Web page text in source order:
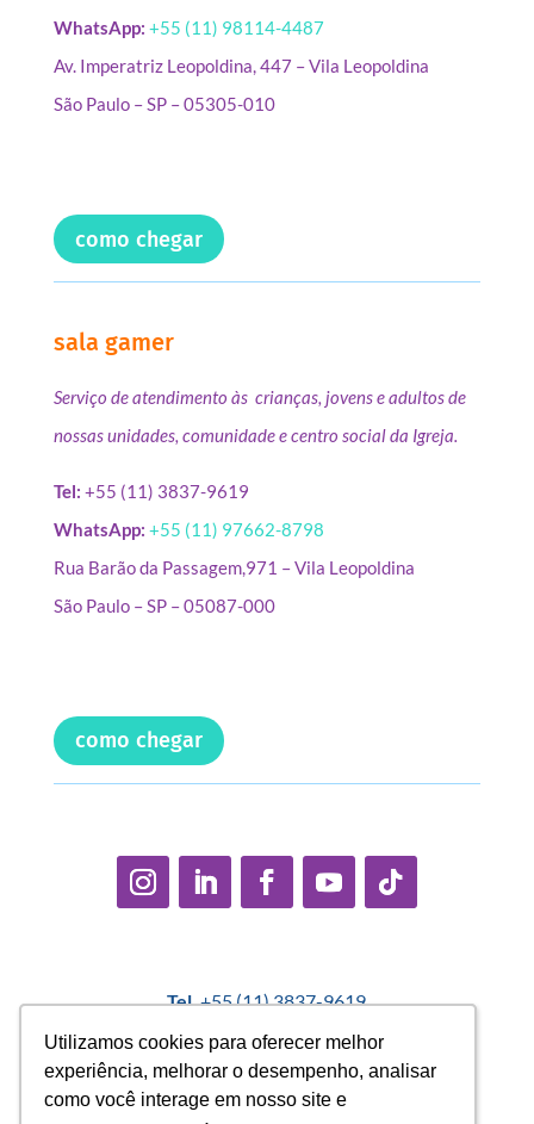
Utilizamos cookies para oferecer melhor
experiência, melhorar o desempenho, analisar
como você interage em nosso site e
Utilizamos cookies para oferecer melhor
experiência, melhorar o desempenho, analisar
como você interage em nosso site e
WhatsApp: +55 (11) 98114-4487
Av. Imperatriz Leopoldina, 447 – Vila Leopoldina
São Paulo – SP – 05305-010
como chegar
sala gamer
Serviço de atendimento às crianças, jovens e adultos de
nossas unidades, comunidade e centro social da Igreja.
Tel: +55 (11) 3837-9619
WhatsApp: +55 (11) 97662-8798
Rua Barão da Passagem,971 – Vila Leopoldina
São Paulo – SP – 05087-000
como chegar
Tel.+55 (11) 3837-9619
Política Interna de Proteção de Dados |Encarregado de
Dados: Marcelo Correa |